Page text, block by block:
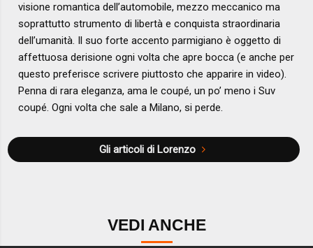
visione romantica dell’automobile, mezzo meccanico ma
soprattutto strumento di libertà e conquista straordinaria
dell’umanità. Il suo forte accento parmigiano è oggetto di
affettuosa derisione ogni volta che apre bocca (e anche per
questo preferisce scrivere piuttosto che apparire in video).
Penna di rara eleganza, ama le coupé, un po’ meno i Suv
coupé. Ogni volta che sale a Milano, si perde.
Gli articoli di Lorenzo
VEDI ANCHE